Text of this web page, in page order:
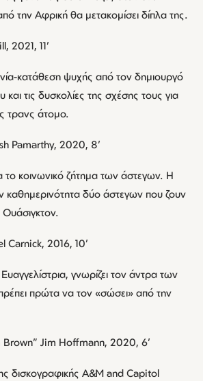
την Αφρική θα μετακομίσει δίπλα της.
2021, 11’
κατάθεση ψυχής από τον δημιουργό
τις δυσκολίες της σχέσης τους για
τρανς άτομο.
Pamarthy, 2020, 8’
το κοινωνικό ζήτημα των άστεγων. Η
καθημερινότητα δύο άστεγων που ζουν
Carnick, 2016, 10’
γνωρίζει τον άντρα των
πρώτα να τον «σώσει» από την
Jim Hoffmann, 2020, 6’
δισκογραφικής A&M and Capitol